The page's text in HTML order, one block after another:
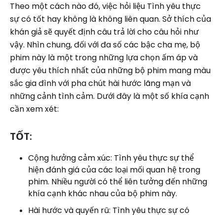
Theo một cách nào đó, việc hỏi liệu Tình yêu thực
sự có tốt hay không là không liên quan. Sở thích của
khán giả sẽ quyết định câu trả lời cho câu hỏi như
vậy. Nhìn chung, đối với đa số các bậc cha mẹ, bộ
phim này là một trong những lựa chọn ấm áp và
được yêu thích nhất của những bộ phim mang màu
sắc gia đình với pha chút hài hước lãng mạn và
những cảnh tình cảm. Dưới đây là một số khía cạnh
cần xem xét:
TỐT:
Cộng hưởng cảm xúc: Tình yêu thực sự thể
hiện đánh giá của các loại mối quan hệ trong
phim. Nhiều người có thể liên tưởng đến những
khía cạnh khác nhau của bộ phim này.
Hài hước và quyến rũ: Tình yêu thực sự có